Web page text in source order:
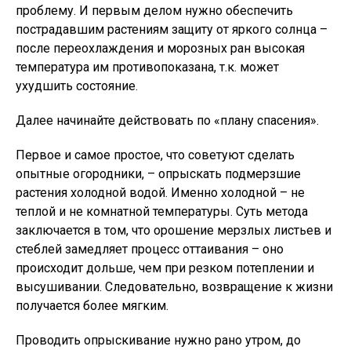
проблему. И первым делом нужно обеспечить
пострадавшим растениям защиту от яркого солнца –
после переохлаждения и морозных ран высокая
температура им противопоказана, т.к. может
ухудшить состояние.
Далее начинайте действовать по «плану спасения».
Первое и самое простое, что советуют сделать
опытные огородники, – опрыскать подмерзшие
растения холодной водой. Именно холодной – не
теплой и не комнатной температуры. Суть метода
заключается в том, что орошение мерзлых листьев и
стеблей замедляет процесс оттаивания – оно
происходит дольше, чем при резком потеплении и
высушивании. Следовательно, возвращение к жизни
получается более мягким.
Проводить опрыскивание нужно рано утром, до